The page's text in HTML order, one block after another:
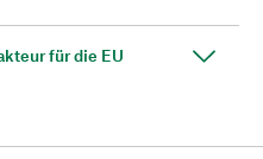
für die EU